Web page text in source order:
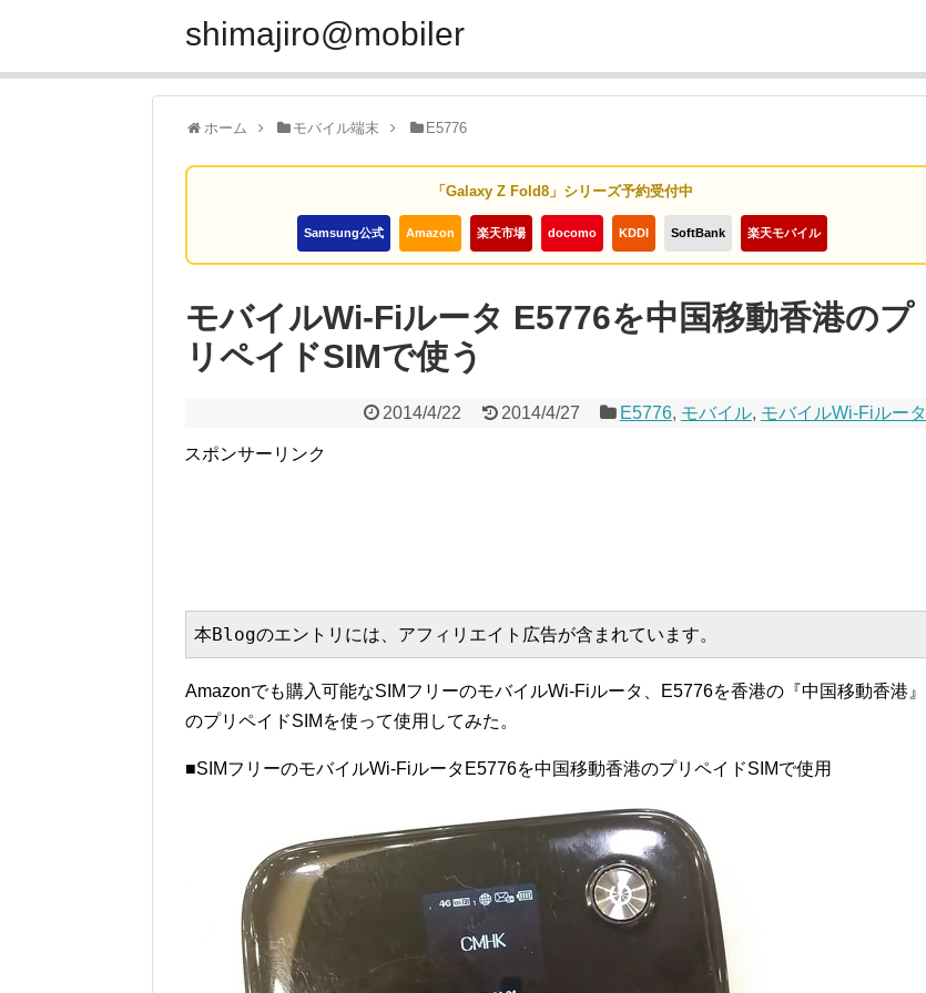
shimajiro@mobiler
ホーム モバイル端末 E5776
「Galaxy Z Fold8」シリーズ予約受付中
Samsung公式 Amazon 楽天市場 docomo KDDI SoftBank 楽天モバイル
モバイルWi-Fiルータ E5776を中国移動香港のプ
リペイドSIMで使う
2014/4/22 2014/4/27 E5776, モバイル, モバイルWi-Fiルータ
スポンサーリンク
本Blogのエントリには、アフィリエイト広告が含まれています。
Amazonでも購入可能なSIMフリーのモバイルWi-Fiルータ、E5776を香港の『中国移動香港』
のプリペイドSIMを使って使用してみた。
■SIMフリーのモバイルWi-FiルータE5776を中国移動香港のプリペイドSIMで使用